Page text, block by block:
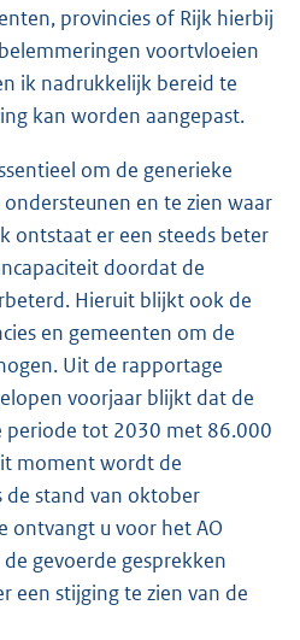
provincies of Rijk hierbij
voortvloeien
ik nadrukkelijk bereid te
kan worden aangepast.
om de generieke
en te zien waar
ontstaat er een steeds beter
doordat de
Hieruit blijkt ook de
en gemeenten om de
Uit de rapportage
voorjaar blijkt dat de
periode tot 2030 met 86.000
moment wordt de
de stand van oktober
ontvangt u voor het AO
gevoerde gesprekken
een stijging te zien van de